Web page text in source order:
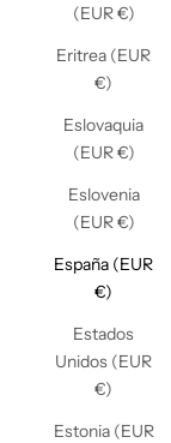
(EUR €)
Eritrea (EUR
€)
Eslovaquia
(EUR €)
Eslovenia
(EUR €)
España (EUR
€)
Estados
Unidos (EUR
€)
Estonia (EUR